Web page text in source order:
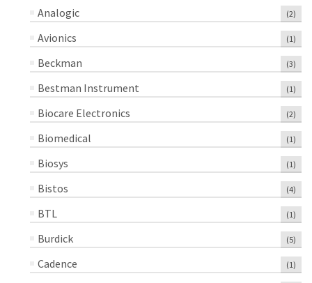
Analogic (2)
Avionics (1)
Beckman (3)
Bestman Instrument (1)
Biocare Electronics (2)
Biomedical (1)
Biosys (1)
Bistos (4)
BTL (1)
Burdick (5)
Cadence (1)